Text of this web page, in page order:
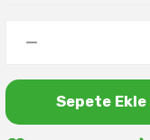
Sepete Ekle